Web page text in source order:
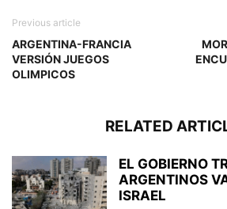
Previous article
ARGENTINA-FRANCIA
VERSIÓN JUEGOS
OLIMPICOS
RELATED
EL GOBIERNO
ARGENTINOS
ISRAEL